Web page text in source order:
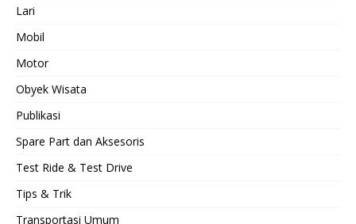
Lari
Mobil
Motor
Obyek Wisata
Publikasi
Spare Part dan Aksesoris
Test Ride & Test Drive
Tips & Trik
Transportasi Umum